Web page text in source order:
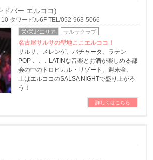
ドバー エルココ)
タワービル6F TEL/052-963-5066
栄/栄北エリア サルサクラブ
名古屋サルサの聖地ここエルココ！
サルサ、メレンゲ、バチャータ、ラテン
POP．．．LATINな音楽とお酒が楽しめる都
会の中のトロピカル・リゾート。週末金、
土はエルココのSALSA NIGHTで盛り上がろ
う！
詳しくはこちら